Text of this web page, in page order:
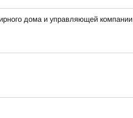
дома и управляющей компании